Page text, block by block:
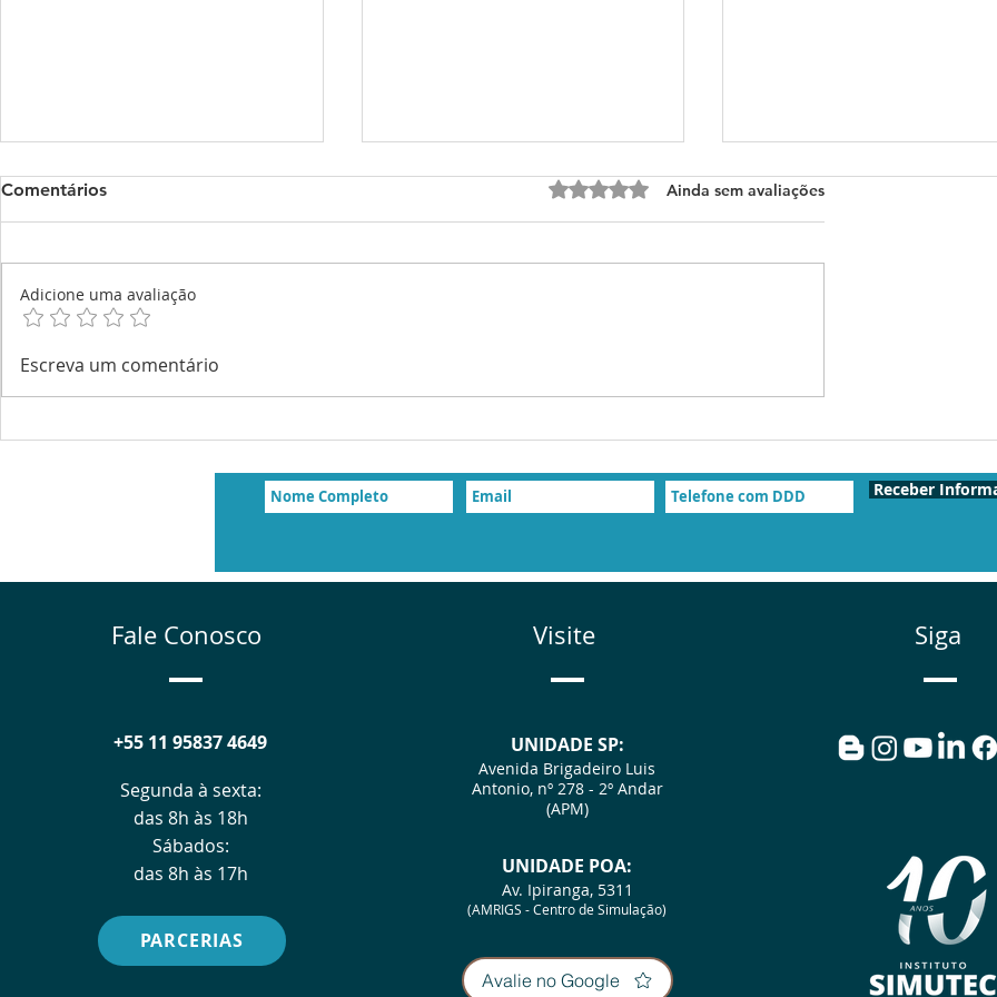
Congressos de Medicina em
Comentários Avaliado com 0 de 5 estrelas.
Ainda sem avaliações
Adicione uma avaliação
Escreva um comentário
Receber
Fale Conosco
+55 11 95837 4649
Segunda à sexta:
das 8h às 18h
Sábados:
das 8h às 17h
PARCERIAS
Visite
UNIDADE SP:
Avenida Brigadeiro Luis
Antonio, nº 278 - 2º Andar
(APM)
UNIDADE POA:
Av. Ipiranga, 5311
(AMRIGS - Centro de Simulação)
Avalie no Google
Siga